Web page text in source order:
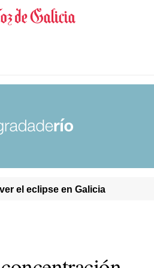
el eclipse en Galicia